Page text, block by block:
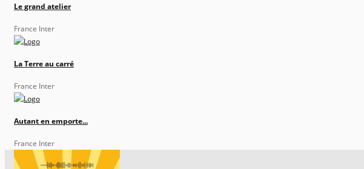
Le grand atelier
France Inter
La Terre au carré
France Inter
Autant en emporte...
France Inter